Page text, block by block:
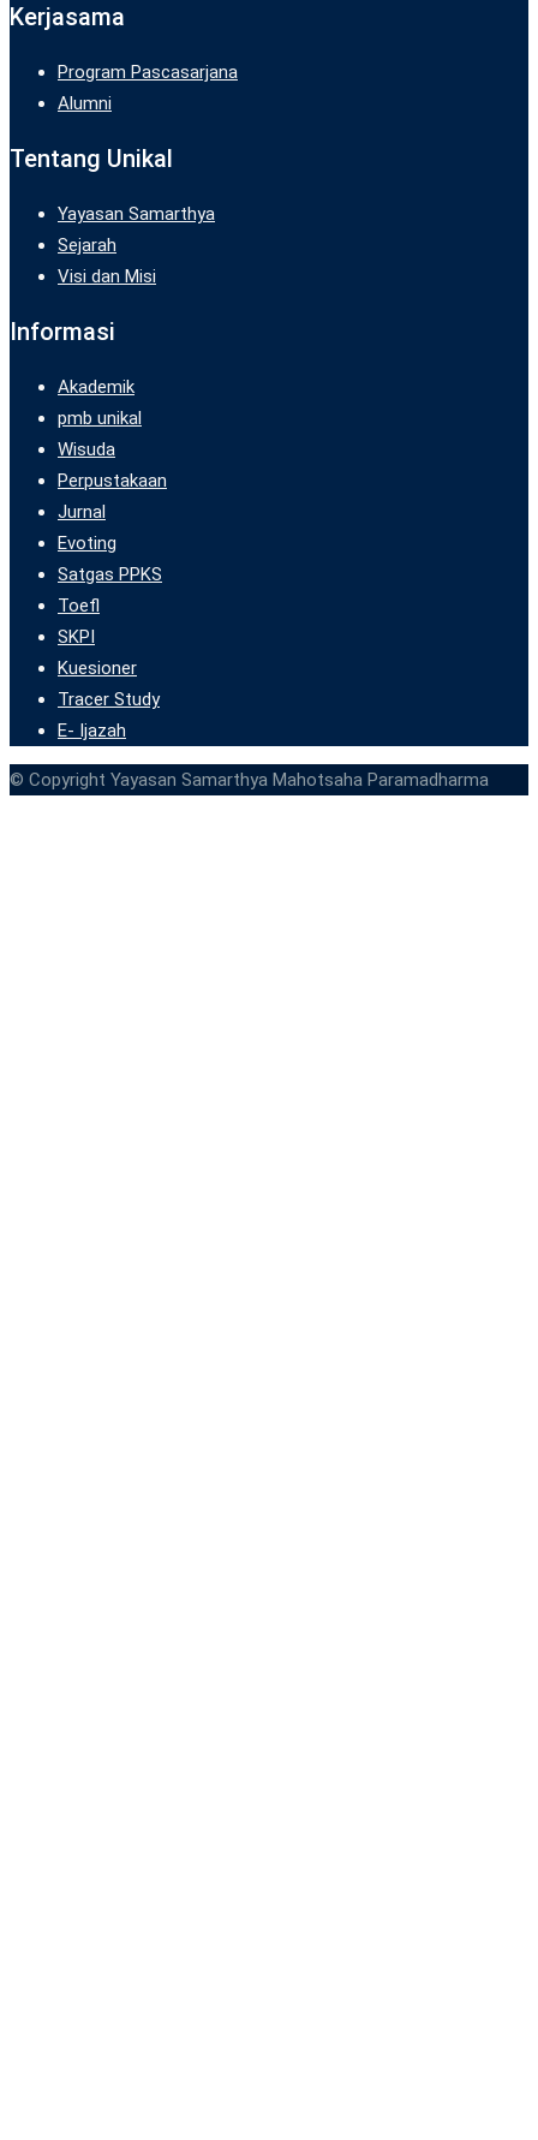
Kerjasama
Program Pascasarjana
Alumni
Tentang Unikal
Yayasan Samarthya
Sejarah
Visi dan Misi
Informasi
Akademik
pmb unikal
Wisuda
Perpustakaan
Jurnal
Evoting
Satgas PPKS
Toefl
SKPI
Kuesioner
Tracer Study
E- Ijazah
© Copyright Yayasan Samarthya Mahotsaha Paramadharma